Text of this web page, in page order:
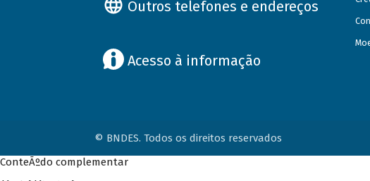
Outros telefones e endereços
Acesso à informação
© BNDES. Todos os direitos reservados
ConteÃºdo complementar